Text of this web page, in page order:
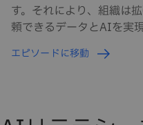
す。それにより、組織は
頼できるデータとAIを実現
エピソードに移動